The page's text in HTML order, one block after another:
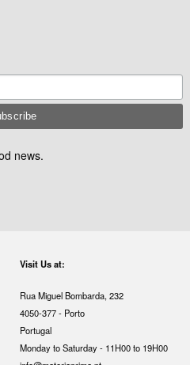
news.
Visit Us at:
Rua Miguel Bombarda, 232
4050-377 - Porto
Portugal
Monday to Saturday - 11H00 to 19H00